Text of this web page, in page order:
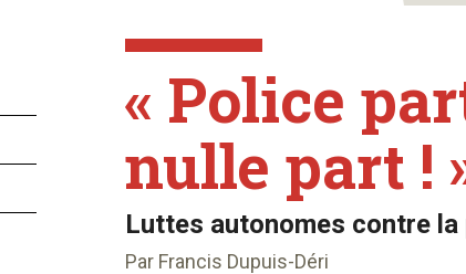
« Police
nulle part !
Luttes autonomes contre
Par Francis Dupuis-Déri